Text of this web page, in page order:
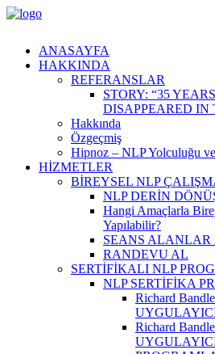
ANASAYFA
HAKKINDA
REFERANSLAR
STORY: “35
DISAPPEARED IN
Hakkında
Özgeçmiş
Hipnoz – NLP Yolculuğu
HİZMETLER
BİREYSEL NLP
NLP DERİN
Hangi Amaçlarla
Yapılabilir?
SEANS ALANLAR
RANDEVU AL
SERTIFIKALI NLP
NLP SERTIFIKA
Richard
Richard